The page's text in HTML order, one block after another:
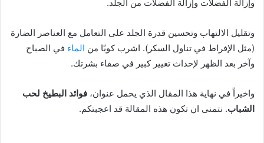
وإزالة الفضلات وإزالة الفضلات من الجلد.
وتقليل الالتهاب وتحسين قدرة الجلد على التعامل مع العناصر الضارة
(مثل الإفراط في تناول السكر). اشرب كوبًا من الماء في الصباح
وآخر بعد الظهر لإحداث تغيير كبير في صفاء بشرتك.
واخيراً في نهاية هذا المقال الذي يحمل عنوان، فوائد البطيخ لحب
الشباب. نتمنى ان تكون هذه المقالة قد اعجبتكم.